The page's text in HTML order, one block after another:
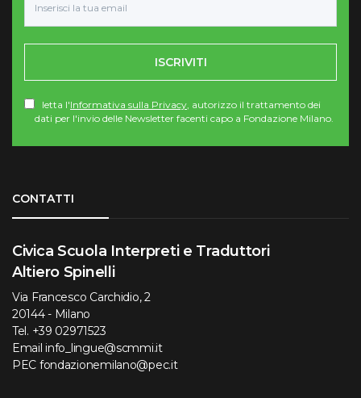
ISCRIVITI
letta l'Informativa sulla Privacy, autorizzo il trattamento dei
dati per l'invio delle Newsletter facenti capo a Fondazione Milano.
CONTATTI
Civica Scuola Interpreti e Traduttori
Altiero Spinelli
Via Francesco Carchidio, 2
20144 - Milano
Tel. +39 02971523
Email info_lingue@scmmi.it
PEC fondazionemilano@pec.it